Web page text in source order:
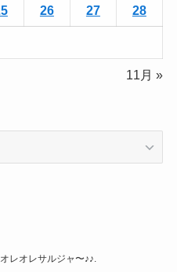
26 27 28
11月 »
レオレサルジャ〜♪♪.